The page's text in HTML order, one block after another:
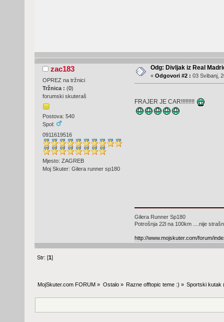
zac183
OPREZ na tržnici
Tržnica : (0)
forumski skuteraš
Postova: 540
Spol:
0911619516
Mjesto: ZAGREB
Moj Skuter: Gilera runner sp180
Odg: Divljak iz Real
« Odgovori #2 : 03 Svibanj,
FRAJER JE CAR!!!!!!!!!
Gilera Runner Sp180
Potrošnja 22l na 100km ....nije
http://www.mojskuter.com/forum/
Str: [1]
MojSkuter.com FORUM » Ostalo» Razne offtopic teme :) » Sportski kutak